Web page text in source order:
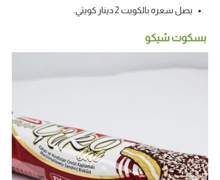
يصل سعره بالكويت 2 دينار كويتي.
بسكوت شيكو